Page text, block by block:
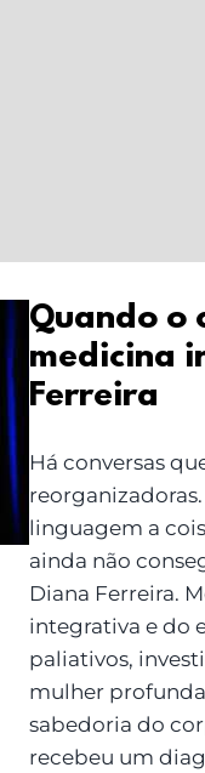
Quando o
medicina
Ferreira
Há conversas
linguagem a
ainda não
Diana Ferreira.
integrativa e do
paliativos,
mulher
sabedoria do
recebeu um